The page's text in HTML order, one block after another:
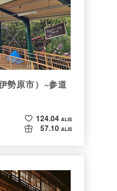
勢原市）~参道
124.04 ALIS
57.10 ALIS